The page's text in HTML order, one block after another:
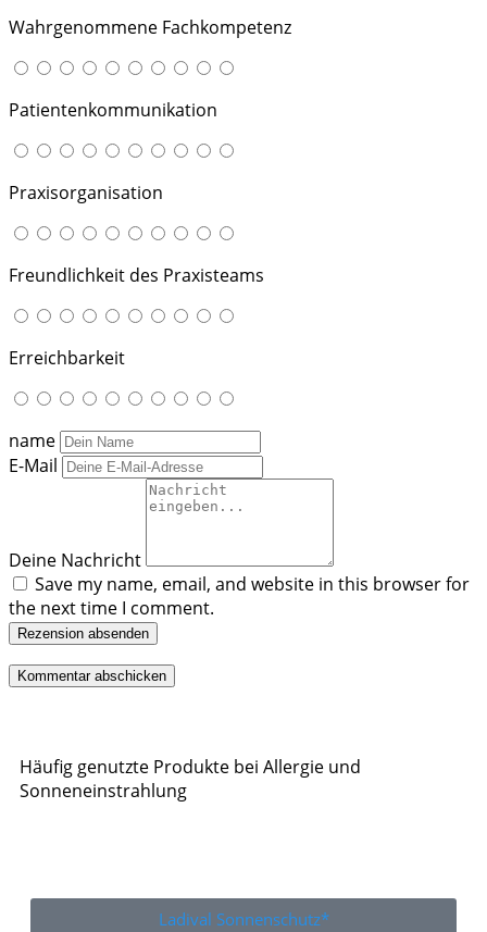
Wahrgenommene Fachkompetenz
Patientenkommunikation
Praxisorganisation
Freundlichkeit des Praxisteams
Erreichbarkeit
name
E-Mail
Deine Nachricht
Save my name, email, and website in this browser for
the next time I comment.
Rezension absenden
Häufig genutzte Produkte bei Allergie und
Sonneneinstrahlung
Ladival Sonnenschutz*